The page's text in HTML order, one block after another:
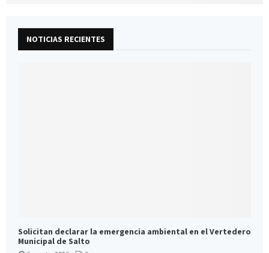
NOTICIAS RECIENTES
Solicitan declarar la emergencia ambiental en el Vertedero
Municipal de Salto